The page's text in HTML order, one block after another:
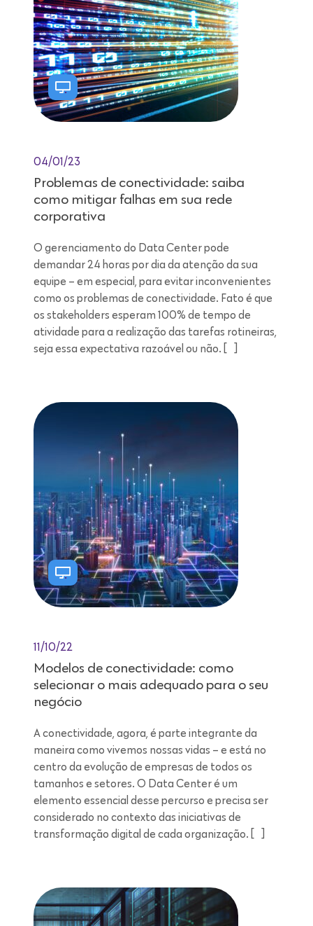
04/01/23
Problemas de conectividade: saiba
como mitigar falhas em sua rede
corporativa
O gerenciamento do Data Center pode
demandar 24 horas por dia da atenção da sua
equipe – em especial, para evitar inconvenientes
como os problemas de conectividade. Fato é que
os stakeholders esperam 100% de tempo de
atividade para a realização das tarefas rotineiras,
seja essa expectativa razoável ou não. […]
11/10/22
Modelos de conectividade: como
selecionar o mais adequado para o seu
negócio
A conectividade, agora, é parte integrante da
maneira como vivemos nossas vidas – e está no
centro da evolução de empresas de todos os
tamanhos e setores. O Data Center é um
elemento essencial desse percurso e precisa ser
considerado no contexto das iniciativas de
transformação digital de cada organização. […]